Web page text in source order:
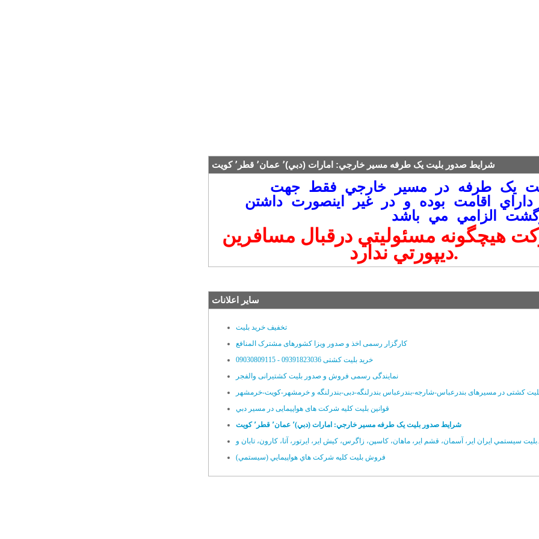
شرايط صدور بليت يک طرفه مسير خارجي: امارات (دبي)٬ عمان٬ قطر٬ کويت
يک طرفه در مسير خارجي فقط جهت
داراي اقامت بوده و در غير اينصورت داشتن
الزامي
هيچگونه مسئوليتي درقبال مسافرين
ديپورتي ندارد.
سایر اعلانات
تخفیف خرید بلیت
کارگزار رسمی اخذ و صدور ویزا کشورهای مشترک المنافع
خرید بلیت کشتی 09391823036 - 09030809115
نمایندگی رسمی فروش و صدور بلیت کشتیرانی والفجر
کشتی در مسیرهای بندرعباس-شارجه-بندرعباس بندرلنگه-دبی-بندرلنگه و خرمشهر-کویت-خرمشهر
قوانين بلیت کلیه شرکت های هواپیمایی در مسير دبي
شرايط صدور بليت يک طرفه مسير خارجي: امارات (دبي)٬ عمان٬ قطر٬ کويت
کارون، تابان و...
فروش بليت کليه شرکت هاي هواپيمايي (سيستمي)